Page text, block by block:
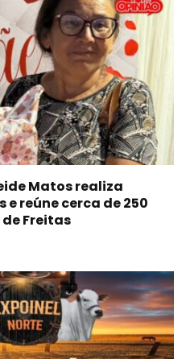
Matos realiza
e reúne cerca de 250
Freitas